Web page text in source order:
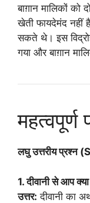
बाग़ान मालिकों को
खेती फायदेमंद नहीं
सकते थे। इस
गया और बाग़ान
महत्वपूर्ण
लघु उत्तरीय
1. दीवानी से आप
उत्तर: दीवानी का